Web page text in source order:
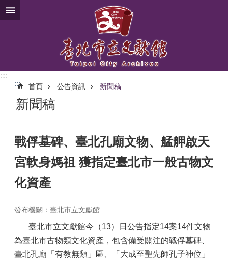
跳到主要內容區塊
:::
:::
首頁 公告資訊 新聞稿
新聞稿
戰俘墓碑、臺北孔廟文物、艋舺啟天
宮軟身媽祖 獲指定臺北市一般古物文
化資產
發布機關：臺北市立文獻館
臺北市立文獻館今（13）日公告指定14案14件文物
為臺北市古物類文化資產，包含備受關注的戰俘墓碑、
臺北孔廟「有教無類」匾、「大成至聖先師孔子神位」